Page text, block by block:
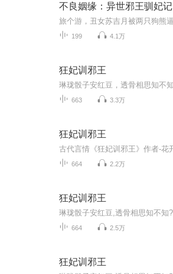
不良姻缘：异世邪王驯妃记
199 4.1万
狂妃训邪王
663 3.3万
狂妃训邪王
664 2.2万
狂妃训邪王
664 2.5万
狂妃训邪王